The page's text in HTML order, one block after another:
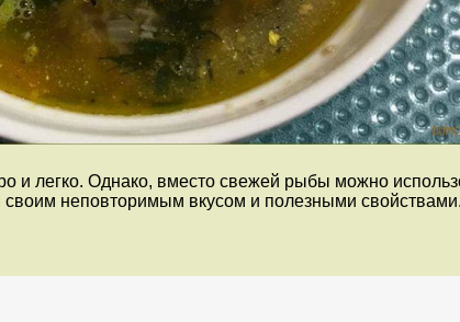
и легко. Однако, вместо свежей рыбы можно
неповторимым вкусом и полезными свойствами.